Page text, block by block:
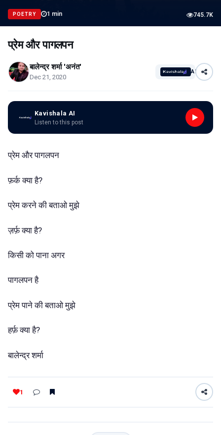
POETRY 1 min 745.7K
प्रेम और पागलपन
बालेन्द्र शर्मा 'अनंत'
Dec 21, 2020
AI
Kavishala AI
Listen to this post
प्रेम और पागलपन
फ़र्क क्या है?
प्रेम करने की बताओ मुझे
ज़र्फ़ क्या है?
किसी को पाना अगर
पागलपन है
प्रेम पाने की बताओ मुझे
हर्फ़ क्या है?
बालेन्द्र शर्मा
1